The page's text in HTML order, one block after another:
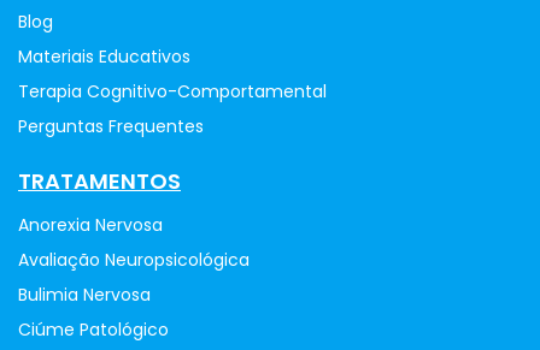
Blog
Materiais Educativos
Terapia Cognitivo-Comportamental
Perguntas Frequentes
TRATAMENTOS
Anorexia Nervosa
Avaliação Neuropsicológica
Bulimia Nervosa
Ciúme Patológico